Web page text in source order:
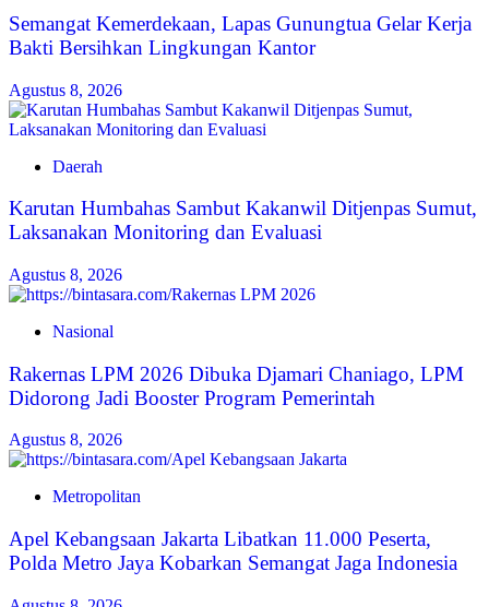
Semangat Kemerdekaan, Lapas Gunungtua Gelar Kerja
Bakti Bersihkan Lingkungan Kantor
Agustus 8, 2026
Daerah
Karutan Humbahas Sambut Kakanwil Ditjenpas Sumut,
Laksanakan Monitoring dan Evaluasi
Agustus 8, 2026
Nasional
Rakernas LPM 2026 Dibuka Djamari Chaniago, LPM
Didorong Jadi Booster Program Pemerintah
Agustus 8, 2026
Metropolitan
Apel Kebangsaan Jakarta Libatkan 11.000 Peserta,
Polda Metro Jaya Kobarkan Semangat Jaga Indonesia